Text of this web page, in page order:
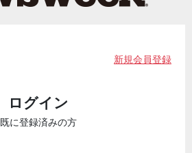
新規会員登録
ログイン
既に登録済みの方